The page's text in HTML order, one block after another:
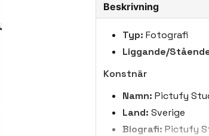
Beskrivning
Typ: Fotografi
Liggande/
Konstnär
Namn: Pictufy
Land: Sverige
Biografi: Pictufy